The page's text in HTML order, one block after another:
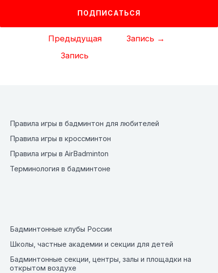
Навигация
по
записям
Предыдущая
Запись
Запись →
Правила игры в бадминтон для любителей
Правила игры в кроссминтон
Правила игры в AirBadminton
Терминология в бадминтоне
Бадминтонные клубы России
Школы, частные академии и секции для детей
Бадминтонные секции, центры, залы и площадки на
открытом воздухе
ПОДПИСАТЬСЯ